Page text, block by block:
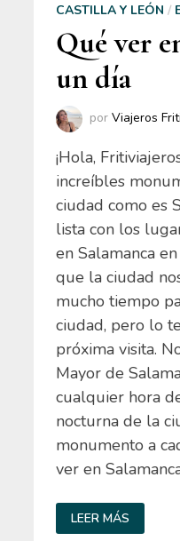
CASTILLA Y LEÓN /
Qué ver
un día
porViajeros
¡Hola,
increíbles
ciudad como es
lista con los
en Salamanca
que la ciudad
mucho tiempo
ciudad, pero lo
próxima visita.
Mayor de
cualquier hora
nocturna de la
monumento a
ver en
QUÉ
VER
EN
LEER MÁS